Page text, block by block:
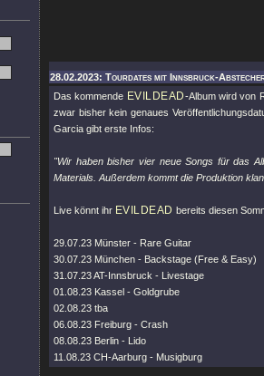
28.02.2023: Tourdates mit Innsbruck-
Das kommende EVILDEAD-Album wird von
zwar bisher kein genaues
Garcia gibt erste Infos:
"Wir haben bisher vier neue Songs für das
Materials. Außerdem kommt die Produktion
Live könnt ihr EVILDEAD bereits diesen
29.07.23 Münster - Rare Guitar
30.07.23 München - Backstage (Free & Easy)
31.07.23 AT-Innsbruck - Livestage
01.08.23 Kassel - Goldgrube
02.08.23 tba
06.08.23 Freiburg - Crash
08.08.23 Berlin - Lido
11.08.23 CH-Aarburg - Musigburg